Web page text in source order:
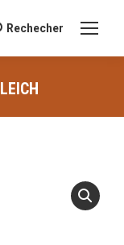
Rechecher